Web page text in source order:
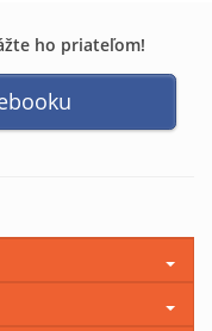
ho priateľom!